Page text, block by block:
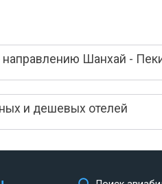
направлению Шанхай -
и дешевых отелей